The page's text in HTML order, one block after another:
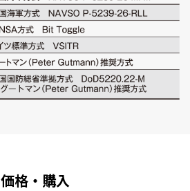
価格・購入